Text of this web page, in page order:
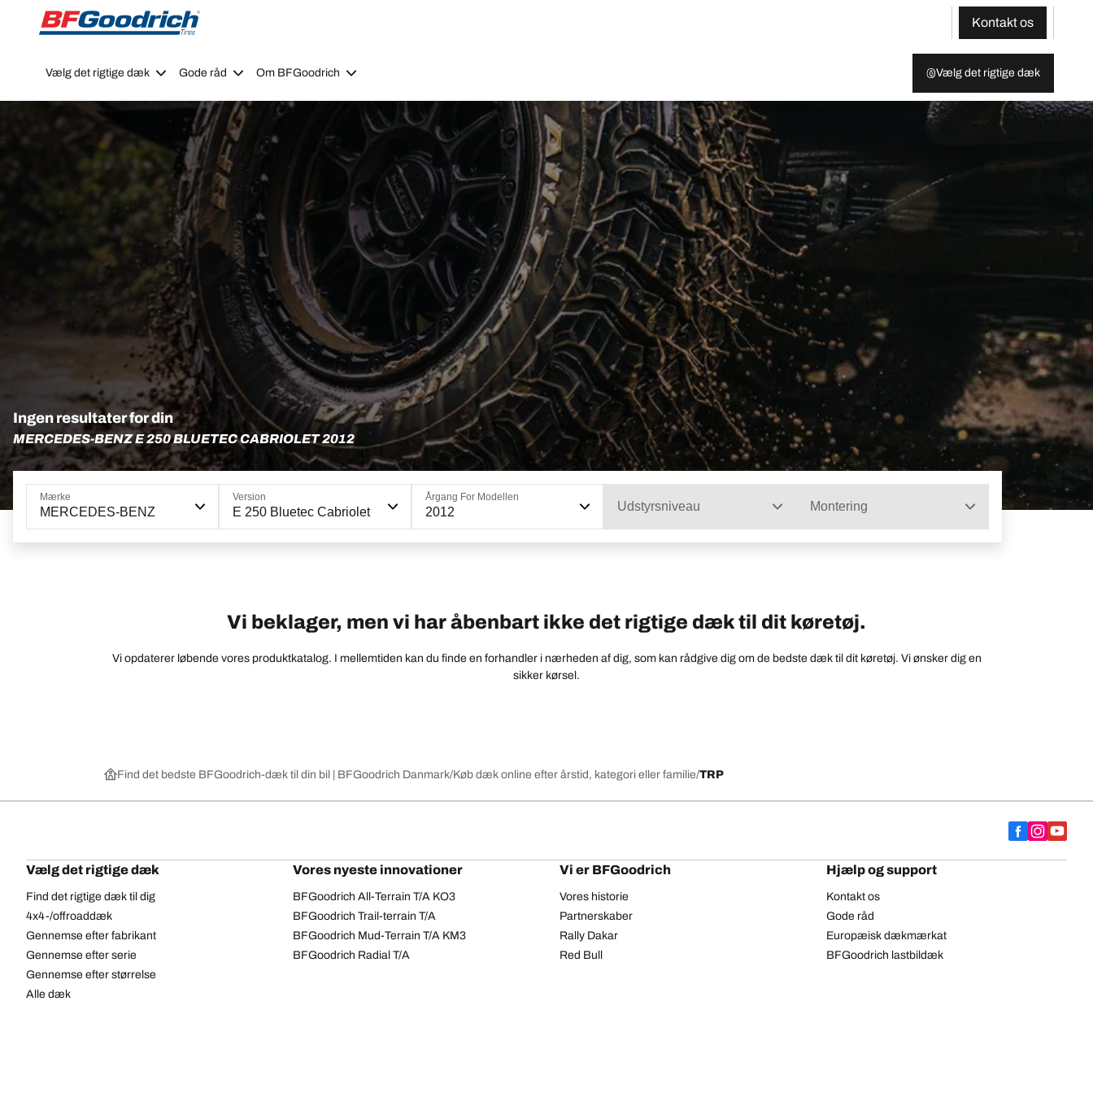
Go to page content
Go to page navigation
Kontakt os
Vælg det rigtige dæk Gode råd Om BFGoodrich Vælg det rigtige dæk
Ingen resultater for din
MERCEDES-BENZ E 250 BLUETEC CABRIOLET 2012
Mærke
MERCEDES-BENZ
Version
E 250 Bluetec Cabriolet
Årgang For Modellen
2012 Udstyrsniveau Montering
Vi beklager, men vi har åbenbart ikke det rigtige dæk til dit køretøj.
Vi opdaterer løbende vores produktkatalog. I mellemtiden kan du finde en forhandler i nærheden af dig, som kan rådgive dig om de bedste dæk til dit køretøj. Vi ønsker dig en
sikker kørsel.
Find det bedste BFGoodrich-dæk til din bil | BFGoodrich Danmark Køb dæk online efter årstid, kategori eller familie TRP
Vælg det rigtige dæk
Find det rigtige dæk til dig
4x4-/offroaddæk
Gennemse efter fabrikant
Gennemse efter serie
Gennemse efter størrelse
Alle dæk
Vores nyeste innovationer
BFGoodrich All-Terrain T/A KO3
BFGoodrich Trail-terrain T/A
BFGoodrich Mud-Terrain T/A KM3
BFGoodrich Radial T/A
Vi er BFGoodrich
Vores historie
Partnerskaber
Rally Dakar
Red Bull
Hjælp og support
Kontakt os
Gode råd
Europæisk dækmærkat
BFGoodrich lastbildæk